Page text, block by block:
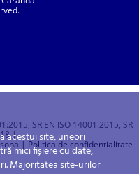
SR EN ISO 14001:2015, SR
|
| Politica de confidentialitate
acestui site, uneori
mici fișiere cu date,
Majoritatea site-urilor